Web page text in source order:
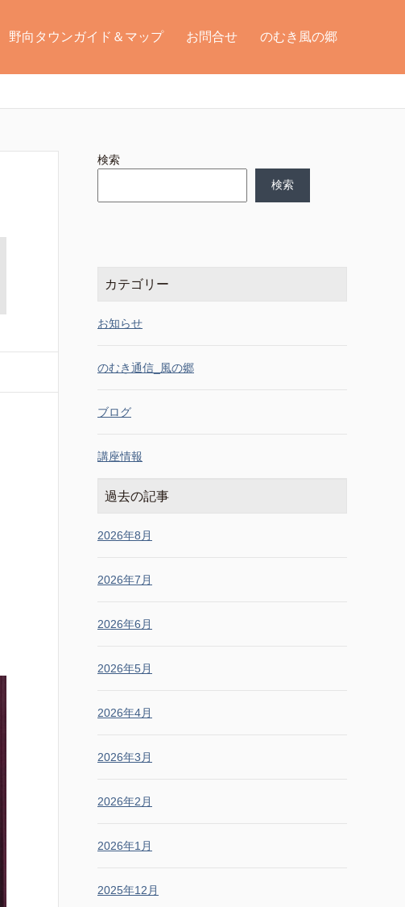
野向タウンガイド＆マップ お問合せ のむき風の郷
検索
検索
カテゴリー
お知らせ
のむき通信_風の郷
ブログ
講座情報
過去の記事
2026年8月
2026年7月
2026年6月
2026年5月
2026年4月
2026年3月
2026年2月
2026年1月
2025年12月